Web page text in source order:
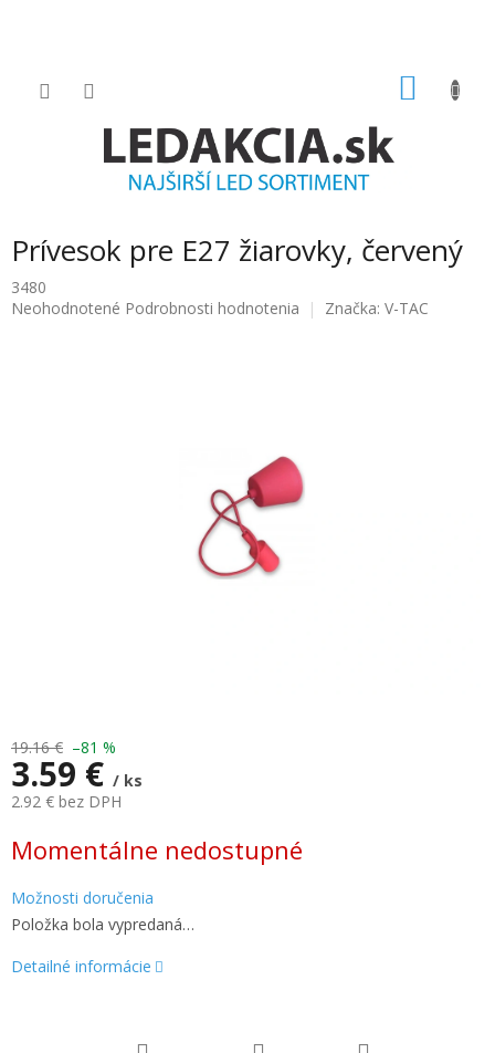
Prívesok pre E27 žiarovky, červený
3480
Priemerné
Neohodnotené Podrobnosti hodnotenia Značka: V-TAC
19.16 € –81 %
3.59 € / ks
2.92 € bez DPH
cena:
Momentálne nedostupné
Možnosti doručenia
Položka bola vypredaná…
Detailné informácie